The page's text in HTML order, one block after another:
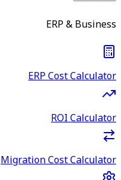
ERP & Business
ERP Cost Calculator
ROI Calculator
Migration Cost Calculator